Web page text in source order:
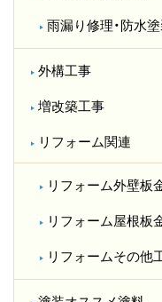
雨漏り修理・防水
外構工事
増改築工事
リフォーム関連
リフォーム外壁板
リフォーム屋根板
リフォームその他